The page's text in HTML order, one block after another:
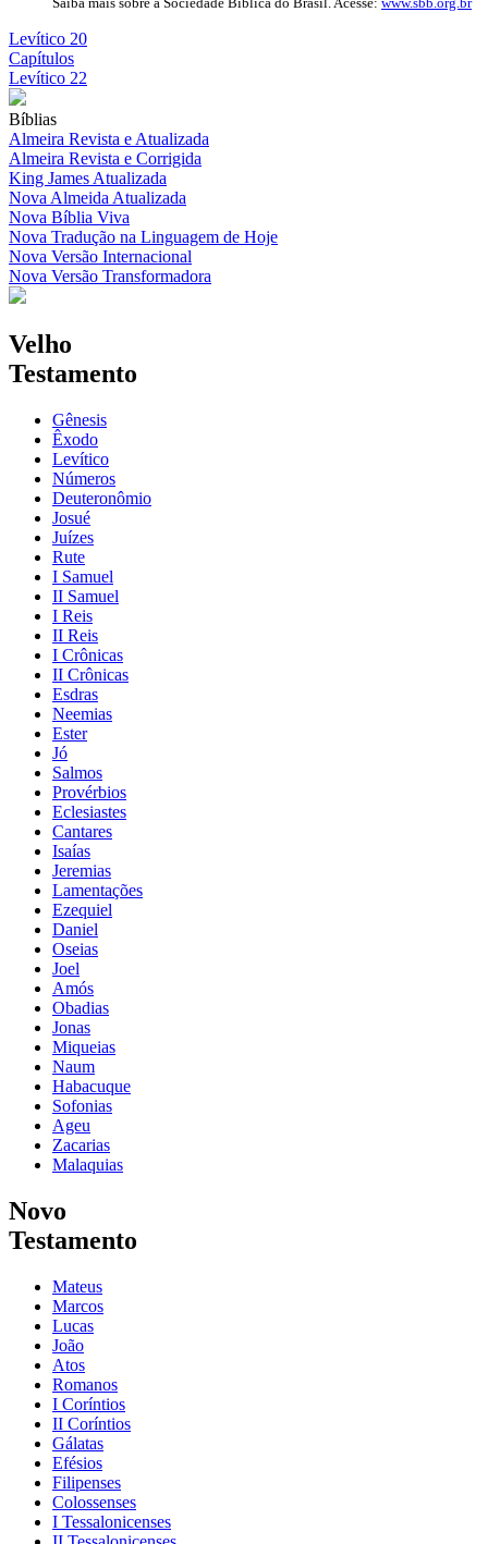
Levítico 20
Capítulos
Levítico 22
Bíblias
Almeira Revista e Atualizada
Almeira Revista e Corrigida
King James Atualizada
Nova Almeida Atualizada
Nova Bíblia Viva
Nova Tradução na Linguagem de Hoje
Nova Versão Internacional
Nova Versão Transformadora
Velho
Testamento
Gênesis
Êxodo
Levítico
Números
Deuteronômio
Josué
Juízes
Rute
I Samuel
II Samuel
I Reis
II Reis
I Crônicas
II Crônicas
Esdras
Neemias
Ester
Jó
Salmos
Provérbios
Eclesiastes
Cantares
Isaías
Jeremias
Lamentações
Ezequiel
Daniel
Oseias
Joel
Amós
Obadias
Jonas
Miqueias
Naum
Habacuque
Sofonias
Ageu
Zacarias
Malaquias
Novo
Testamento
Mateus
Marcos
Lucas
João
Atos
Romanos
I Coríntios
II Coríntios
Gálatas
Efésios
Filipenses
Colossenses
I Tessalonicenses